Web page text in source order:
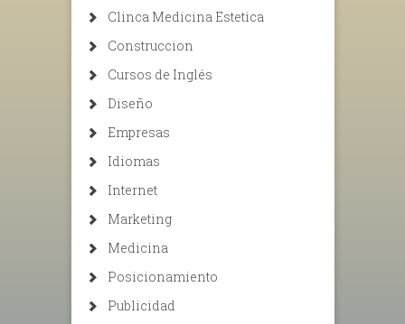
Clinca Medicina Estetica
Construccion
Cursos de Inglés
Diseño
Empresas
Idiomas
Internet
Marketing
Medicina
Posicionamiento
Publicidad